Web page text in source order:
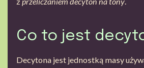
Co to jest
Decytona jest jednostką masy